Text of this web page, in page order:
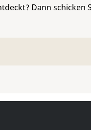
Dann schicken